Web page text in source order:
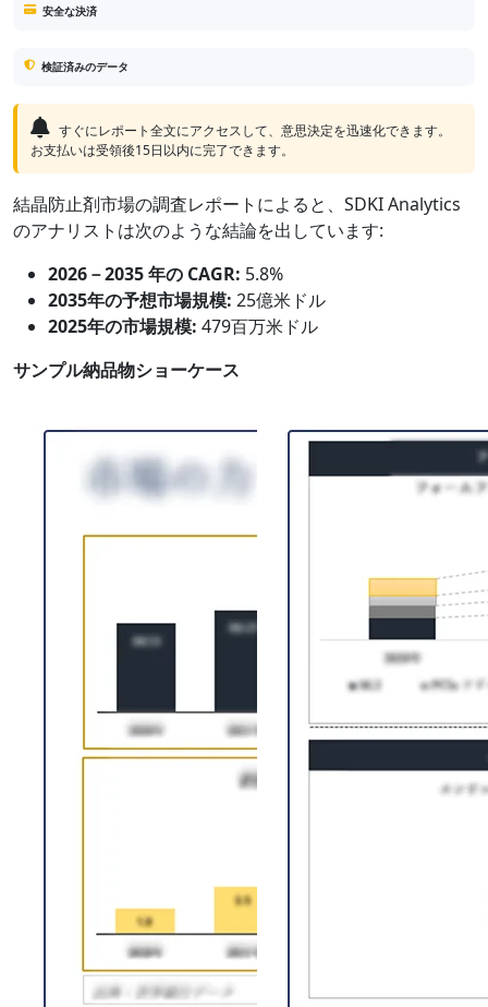
安全な決済
検証済みのデータ
すぐにレポート全文にアクセスして、意思決定を迅速化できます。
お支払いは受領後15日以内に完了できます。
結晶防止剤市場の調査レポートによると、SDKI Analytics
のアナリストは次のような結論を出しています:
2026－2035 年の CAGR: 5.8%
2035年の予想市場規模: 25億米ドル
2025年の市場規模: 479百万米ドル
サンプル納品物ショーケース